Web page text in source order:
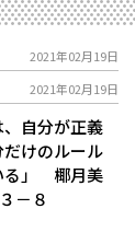
2021年02月19日
2021年02月19日
、自分が正義
けのルール
る」 椰月美
－８